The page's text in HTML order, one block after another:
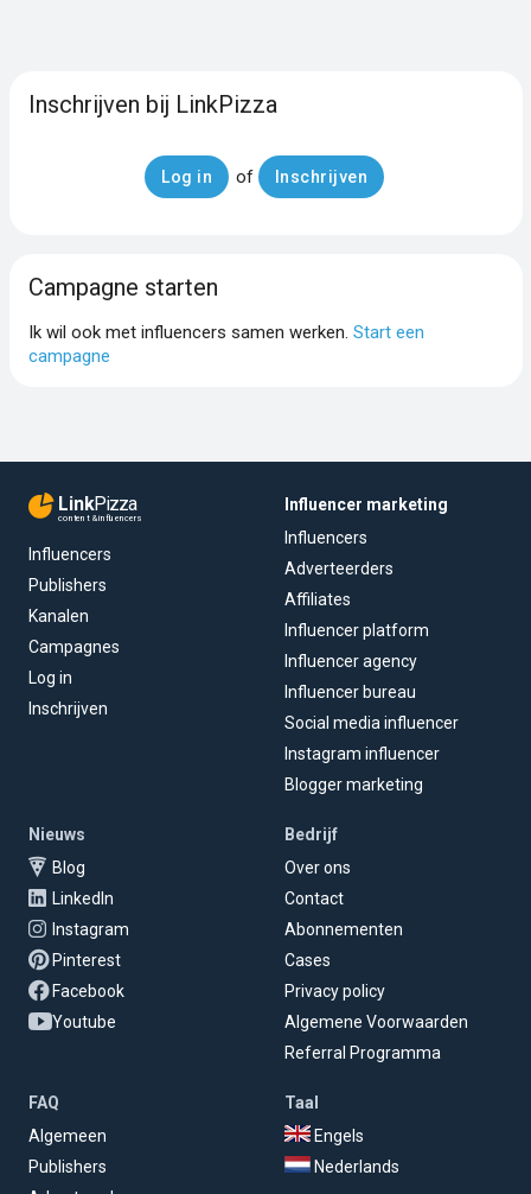
Inschrijven bij LinkPizza
Log in of Inschrijven
Campagne starten
Ik wil ook met influencers samen werken. Start een
campagne
LinkPizza
content & influencers
Influencers
Publishers
Kanalen
Campagnes
Log in
Inschrijven
Influencer marketing
Influencers
Adverteerders
Affiliates
Influencer platform
Influencer agency
Influencer bureau
Social media influencer
Instagram influencer
Blogger marketing
Nieuws
Blog
LinkedIn
Instagram
Pinterest
Facebook
Youtube
Bedrijf
Over ons
Contact
Abonnementen
Cases
Privacy policy
Algemene Voorwaarden
Referral Programma
FAQ
Algemeen
Publishers
Taal
Engels
Nederlands